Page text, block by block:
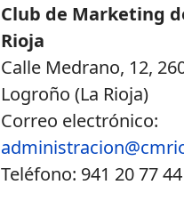
Club de Marketing
Rioja
Calle Medrano, 12,
Logroño (La Rioja)
Correo electrónico:
Teléfono: 941 20 77 44